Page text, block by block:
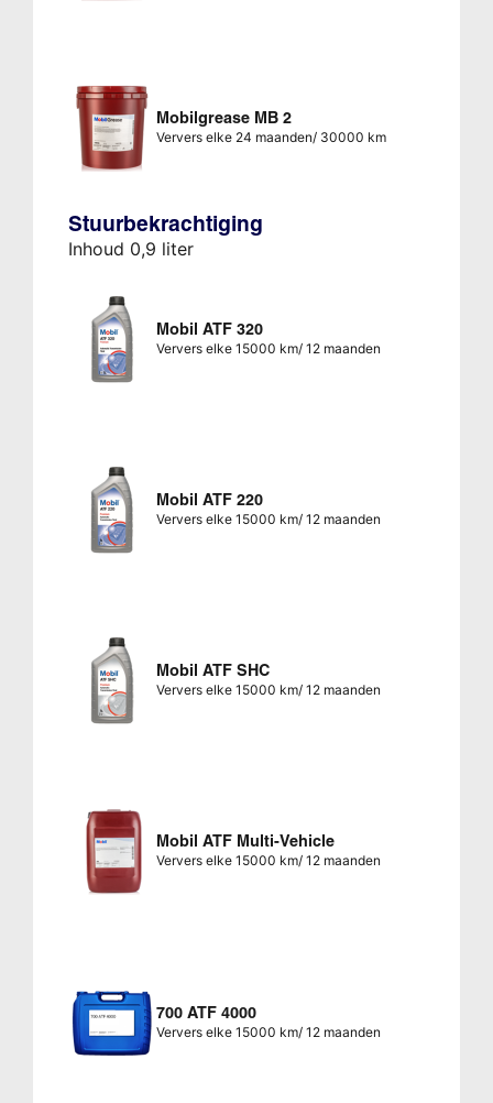
Mobilgrease MB 2
Ververs elke 24 maanden/ 30000 km
Stuurbekrachtiging
Inhoud 0,9 liter
Mobil ATF 320
Ververs elke 15000 km/ 12 maanden
Mobil ATF 220
Ververs elke 15000 km/ 12 maanden
Mobil ATF SHC
Ververs elke 15000 km/ 12 maanden
Mobil ATF Multi-Vehicle
Ververs elke 15000 km/ 12 maanden
700 ATF 4000
Ververs elke 15000 km/ 12 maanden